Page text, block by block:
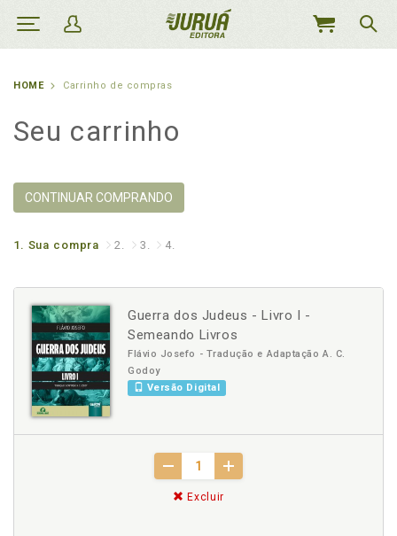
MEU
HOME Carrinho de compras
Seu carrinho
CONTINUAR COMPRANDO
1. Sua compra 2. 3. 4.
Guerra dos Judeus - Livro I -
Semeando Livros
Flávio Josefo - Tradução e Adaptação A. C.
Godoy
Versão Digital
Excluir